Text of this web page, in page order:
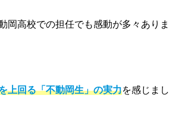
岡高校での担任でも感動が多々ありま
上回る「不動岡生」の実力を感じまし